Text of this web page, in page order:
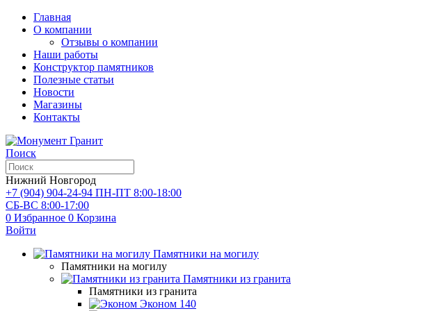
Главная
О компании
Отзывы о компании
Наши работы
Конструктор памятников
Полезные статьи
Новости
Магазины
Контакты
Поиск
Нижний Новгород
+7 (904) 904-24-94 ПН-ПТ 8:00-18:00
СБ-ВС 8:00-17:00
0 Избранное 0 Корзина
Войти
Памятники на могилу
Памятники на могилу
Памятники из гранита
Памятники из гранита
Эконом 140